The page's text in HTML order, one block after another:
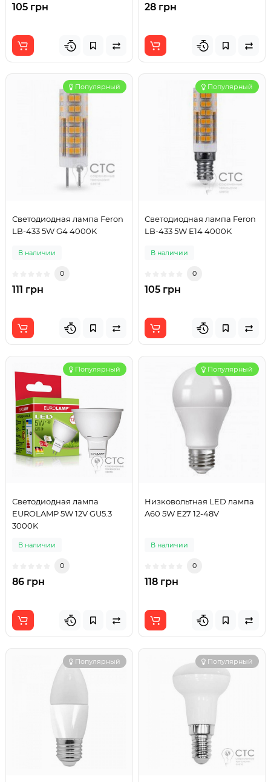
105 грн 28 грн
Популярный
Светодиодная лампа Feron
LB-433 5W G4 4000K
В наличии
0
111 грн
Популярный
Светодиодная лампа Feron
LB-433 5W E14 4000K
В наличии
0
105 грн
Популярный
Светодиодная лампа
EUROLAMP 5W 12V GU5.3
3000K
В наличии
0
86 грн
Популярный
Низковольтная LED лампа
A60 5W E27 12-48V
В наличии
0
118 грн
Популярный Популярный